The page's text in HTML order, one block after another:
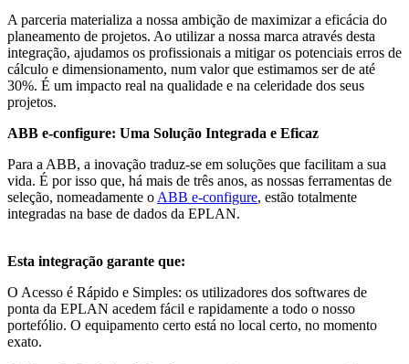
A parceria materializa a nossa ambição de maximizar a eficácia do
planeamento de projetos. Ao utilizar a nossa marca através desta
integração, ajudamos os profissionais a mitigar os potenciais erros de
cálculo e dimensionamento, num valor que estimamos ser de até
30%. É um impacto real na qualidade e na celeridade dos seus
projetos.
ABB e-configure: Uma Solução Integrada e Eficaz
Para a ABB, a inovação traduz-se em soluções que facilitam a sua
vida. É por isso que, há mais de três anos, as nossas ferramentas de
seleção, nomeadamente oABB e-configure, estão totalmente
integradas na base de dados da EPLAN.
Esta integração garante que:
O Acesso é Rápido e Simples: os utilizadores dos softwares de
ponta da EPLAN acedem fácil e rapidamente a todo o nosso
portefólio. O equipamento certo está no local certo, no momento
exato.